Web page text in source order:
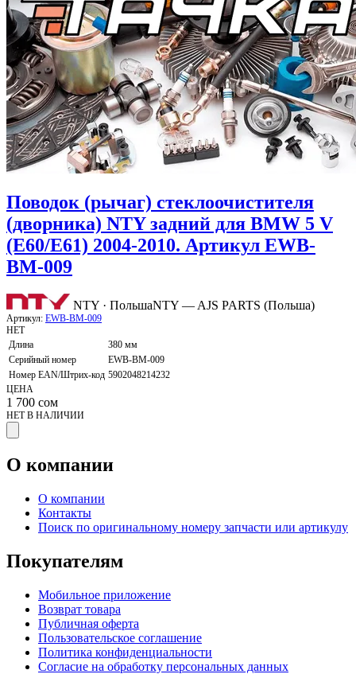
Поводок (рычаг) стеклоочистителя
(дворника) NTY задний для BMW 5 V
(E60/E61) 2004-2010. Артикул EWB-
BM-009
NTY · ПольшаNTY — AJS PARTS (Польша)
Артикул: EWB-BM-009
НЕТ
Длина
380 мм
Серийный номер
EWB-BM-009
Номер EAN/Штрих-код 5902048214232
ЦЕНА
1 700 сом
НЕТ В НАЛИЧИИ
О компании
О компании
Контакты
Поиск по оригинальному номеру запчасти или артикулу
Покупателям
Мобильное приложение
Возврат товара
Публичная оферта
Пользовательское соглашение
Политика конфиденциальности
Согласие на обработку персональных данных